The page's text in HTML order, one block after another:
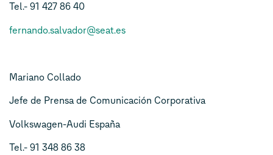
Tel.- 91 427 86 40
fernando.salvador@seat.es
Mariano Collado
Jefe de Prensa de Comunicación Corporativa
Volkswagen-Audi España
Tel.- 91 348 86 38